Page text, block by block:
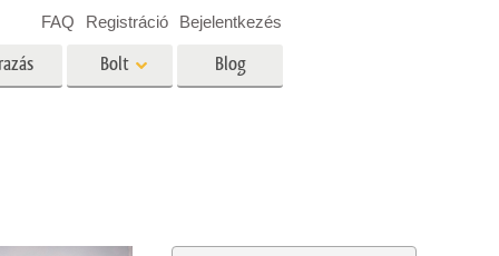
Bolt Blog
FAQ Registráció Bejelentkezés